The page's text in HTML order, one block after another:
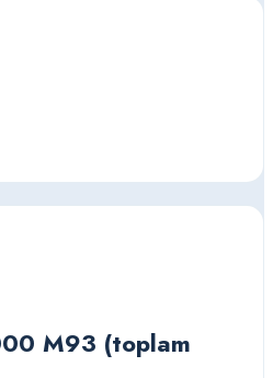
M93 (toplam